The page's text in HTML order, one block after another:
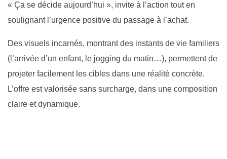
« Ça se décide aujourd’hui », invite à l’action tout en
soulignant l’urgence positive du passage à l’achat.
Des visuels incarnés, montrant des instants de vie familiers
(l’arrivée d’un enfant, le jogging du matin…), permettent de
projeter facilement les cibles dans une réalité concrète.
L’offre est valorisée sans surcharge, dans une composition
claire et dynamique.